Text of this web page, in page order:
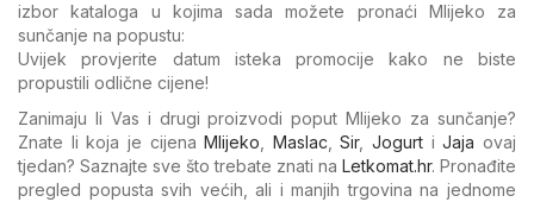
izbor kataloga u kojima sada možete pronaći Mlijeko za
sunčanje na popustu:
Uvijek provjerite datum isteka promocije kako ne biste
propustili odlične cijene!
Zanimaju li Vas i drugi proizvodi poput Mlijeko za sunčanje?
Znate li koja je cijenaMlijeko Maslac ,Sir,Jogurt iJaja ovaj
tjedan? Saznajte sve što trebate znati na Letkomat.hr. Pronađite
pregled popusta svih većih, ali i manjih trgovina na jednome